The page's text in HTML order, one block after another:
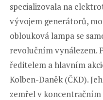
specializovala na
vývojem generátorů,
oblouková lampa se
revolučním vynálezem.
ředitelem a hlavním
Kolben-Daněk (ČKD).
zemřel v